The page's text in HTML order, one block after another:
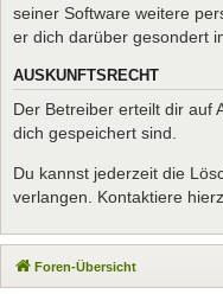
seiner Software weitere
er dich darüber gesondert
AUSKUNFTSRECHT
Der Betreiber erteilt dir auf
dich gespeichert sind.
Du kannst jederzeit die
verlangen. Kontaktiere
Foren-Übersicht